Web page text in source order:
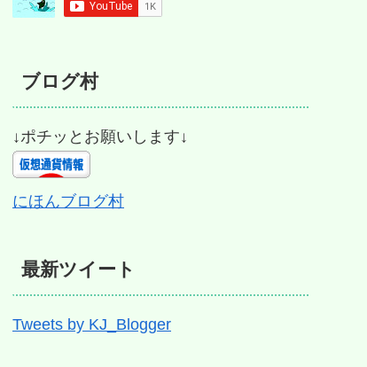
ブログ村
↓ポチッとお願いします↓
にほんブログ村
最新ツイート
Tweets by KJ_Blogger